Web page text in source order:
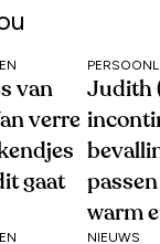
van
verre
gaat
Judith
warm
NIEUWS